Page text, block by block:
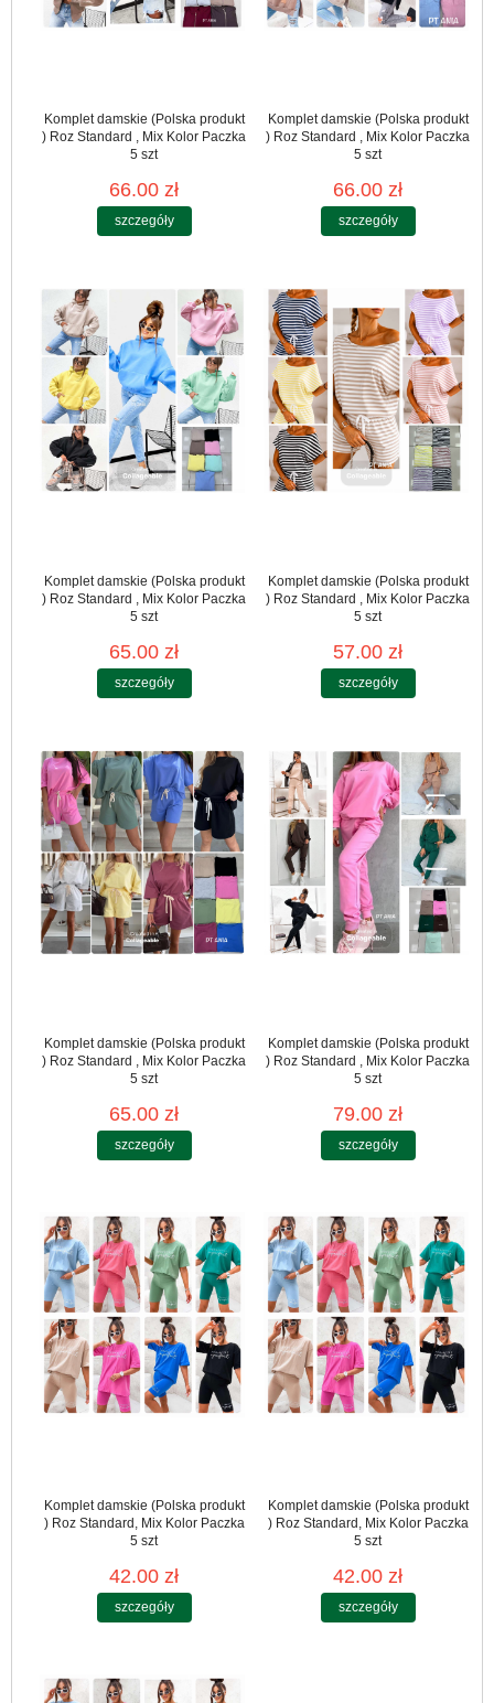
Komplet damskie (Polska produkt
) Roz Standard , Mix Kolor Paczka
5 szt
66.00 zł
szczegóły
Komplet damskie (Polska produkt
) Roz Standard , Mix Kolor Paczka
5 szt
66.00 zł
szczegóły
Komplet damskie (Polska produkt
) Roz Standard , Mix Kolor Paczka
5 szt
65.00 zł
szczegóły
Komplet damskie (Polska produkt
) Roz Standard , Mix Kolor Paczka
5 szt
57.00 zł
szczegóły
Komplet damskie (Polska produkt
) Roz Standard , Mix Kolor Paczka
5 szt
65.00 zł
szczegóły
Komplet damskie (Polska produkt
) Roz Standard , Mix Kolor Paczka
5 szt
79.00 zł
szczegóły
Komplet damskie (Polska produkt
) Roz Standard, Mix Kolor Paczka
5 szt
42.00 zł
szczegóły
Komplet damskie (Polska produkt
) Roz Standard, Mix Kolor Paczka
5 szt
42.00 zł
szczegóły